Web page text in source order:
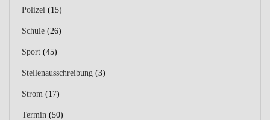
Polizei (15)
Schule (26)
Sport (45)
Stellenausschreibung (3)
Strom (17)
Termin (50)